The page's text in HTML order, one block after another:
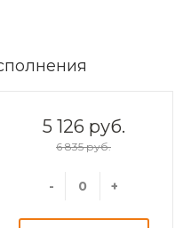
5 126 руб.
6 835 руб.
- +